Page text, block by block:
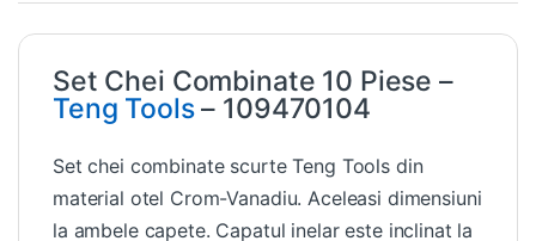
Set Chei Combinate 10 Piese –
Teng Tools– 109470104
Set chei combinate scurte Teng Tools din
material otel Crom-Vanadiu. Aceleasi dimensiuni
la ambele capete. Capatul inelar este inclinat la